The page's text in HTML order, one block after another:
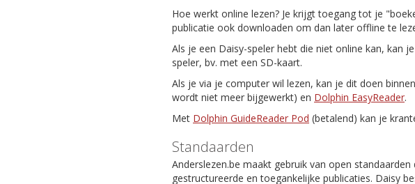
Hoe werkt online lezen? Je krijgt toegang tot je
publicatie ook downloaden om dan later offline te
Als je een Daisy-speler hebt die niet online kan, kan
speler, bv. met een SD-kaart.
Als je via je computer wil lezen, kan je dit doen
wordt niet meer bijgewerkt) en Dolphin EasyReader.
Met Dolphin GuideReader Pod (betalend) kan je
Standaarden
Anderslezen.be maakt gebruik van open standaarden
gestructureerde en toegankelijke publicaties. Daisy